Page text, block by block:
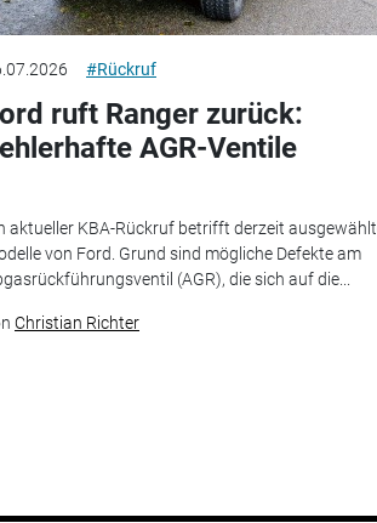
#Rückruf
ruft Ranger zurück:
AGR-Ventile
aktueller KBA-Rückruf betrifft derzeit
von Ford. Grund sind mögliche Defekte am
(AGR), die sich auf die...
Christian Richter